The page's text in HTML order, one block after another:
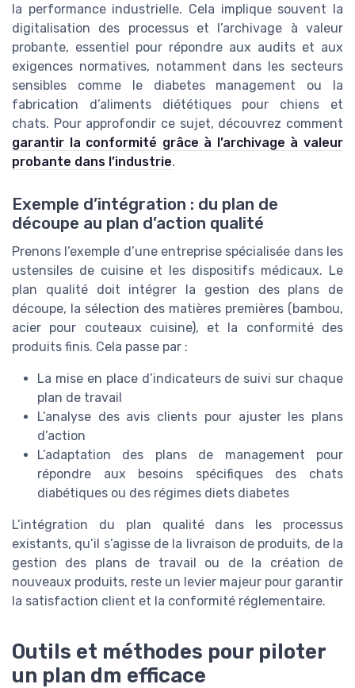
la performance industrielle. Cela implique souvent la
digitalisation des processus et l’archivage à valeur
probante, essentiel pour répondre aux audits et aux
exigences normatives, notamment dans les secteurs
sensibles comme le diabetes management ou la
fabrication d’aliments diététiques pour chiens et
chats. Pour approfondir ce sujet, découvrez comment
garantir la conformité grâce à l’archivage à valeur
probante dans l’industrie.
Exemple d’intégration : du plan de
découpe au plan d’action qualité
Prenons l’exemple d’une entreprise spécialisée dans les
ustensiles de cuisine et les dispositifs médicaux. Le
plan qualité doit intégrer la gestion des plans de
découpe, la sélection des matières premières (bambou,
acier pour couteaux cuisine), et la conformité des
produits finis. Cela passe par :
La mise en place d’indicateurs de suivi sur chaque
plan de travail
L’analyse des avis clients pour ajuster les plans
d’action
L’adaptation des plans de management pour
répondre aux besoins spécifiques des chats
diabétiques ou des régimes diets diabetes
L’intégration du plan qualité dans les processus
existants, qu’il s’agisse de la livraison de produits, de la
gestion des plans de travail ou de la création de
nouveaux produits, reste un levier majeur pour garantir
la satisfaction client et la conformité réglementaire.
Outils et méthodes pour piloter
un plan dm efficace